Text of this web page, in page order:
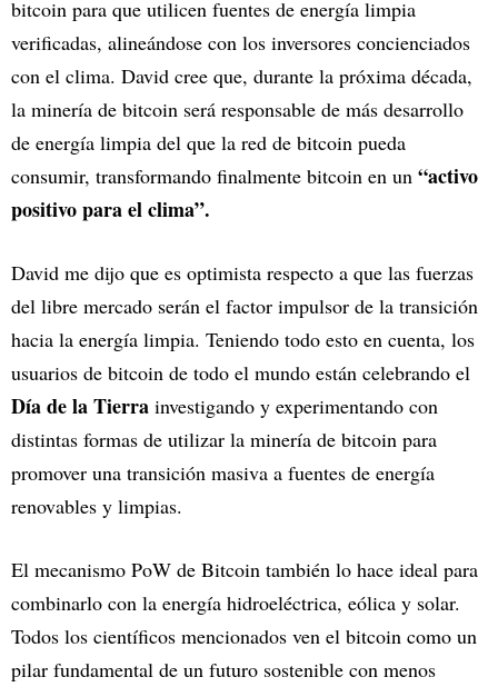
bitcoin para que utilicen fuentes de energía limpia
verificadas, alineándose con los inversores concienciados
con el clima. David cree que, durante la próxima década,
la minería de bitcoin será responsable de más desarrollo
de energía limpia del que la red de bitcoin pueda
consumir, transformando finalmente bitcoin en un “activo
positivo para el clima”.
David me dijo que es optimista respecto a que las fuerzas
del libre mercado serán el factor impulsor de la transición
hacia la energía limpia. Teniendo todo esto en cuenta, los
usuarios de bitcoin de todo el mundo están celebrando el
Día de la Tierra investigando y experimentando con
distintas formas de utilizar la minería de bitcoin para
promover una transición masiva a fuentes de energía
renovables y limpias.
El mecanismo PoW de Bitcoin también lo hace ideal para
combinarlo con la energía hidroeléctrica, eólica y solar.
Todos los científicos mencionados ven el bitcoin como un
pilar fundamental de un futuro sostenible con menos